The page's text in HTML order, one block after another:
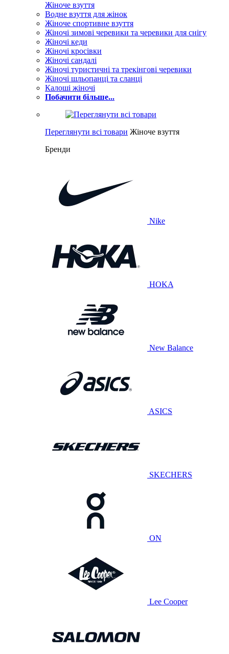
Жіноче взуття
Водне взуття для жінок
Жіноче спортивне взуття
Жіночі зимові черевики та черевики для снігу
Жіночі кеди
Жіночі кросівки
Жіночі сандалі
Жіночі туристичні та трекінгові черевики
Жіночі шльопанці та сланці
Калоші жіночі
Побачити більше...
Переглянути всі товари Жіноче взуття
Бренди
Nike
HOKA
New Balance
ASICS
SKECHERS
ON
Lee Cooper